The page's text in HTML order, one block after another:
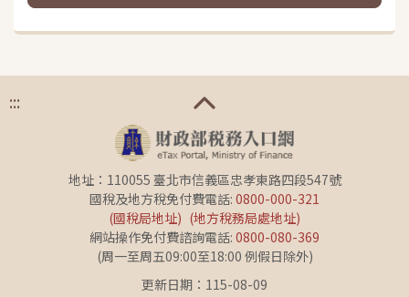
:::
地址：110055 臺北市信義區忠孝東路四段547號
國稅及地方稅免付費電話: 0800-000-321
(國稅局地址) (地方稅務局處地址)
網站操作免付費諮詢電話: 0800-080-369
(周一至周五09:00至18:00 例假日除外)
更新日期：115-08-09